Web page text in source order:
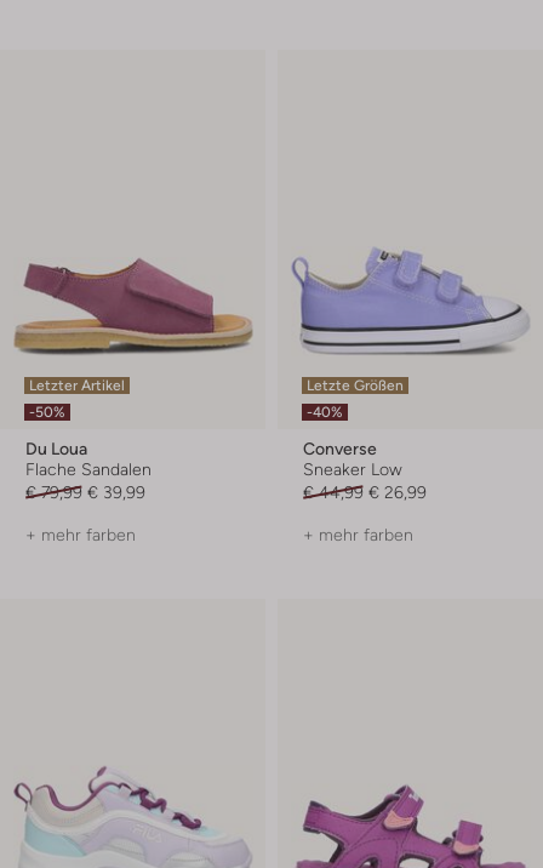
Letzter Artikel
-50%
Du Loua
Flache Sandalen
€ 79,99 € 39,99
+ mehr farben
Letzte Größen
-40%
Converse
Sneaker Low
€ 44,99 € 26,99
+ mehr farben